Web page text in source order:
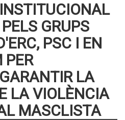
GRUPS
PSC I EN
PER
LA
LA VIOLÈNCIA
MASCLISTA